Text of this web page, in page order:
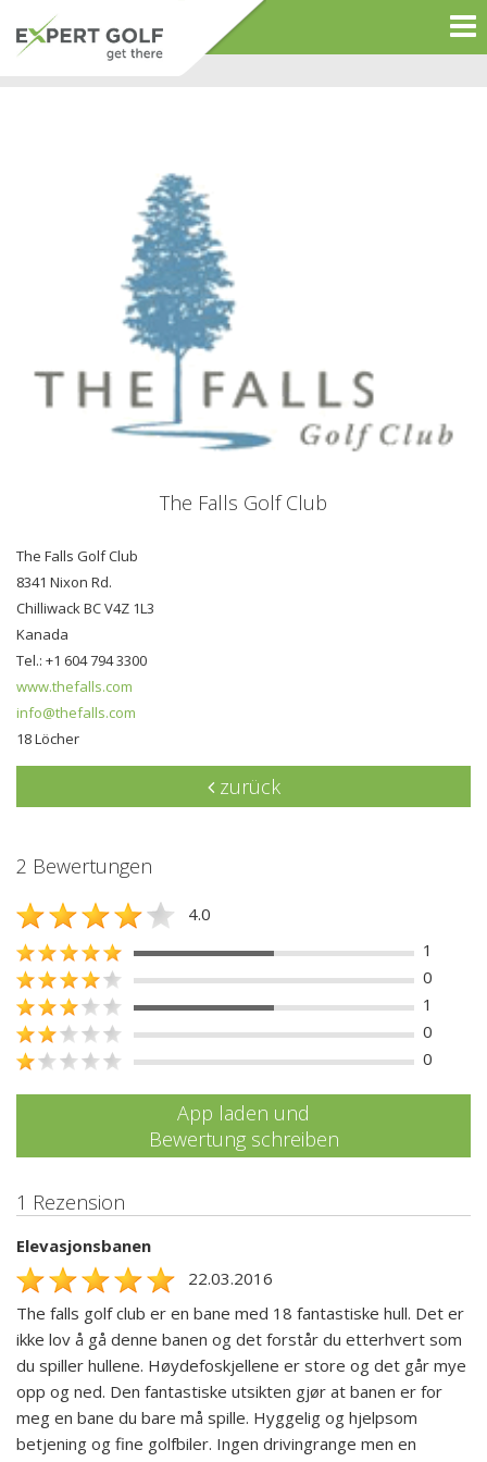
The Falls Golf Club
The Falls Golf Club
8341 Nixon Rd.
Chilliwack BC V4Z 1L3
Kanada
Tel.: +1 604 794 3300
www.thefalls.com
info@thefalls.com
18 Löcher
zurück
2 Bewertungen
4.0
1
0
1
0
0
App laden und
Bewertung schreiben
1 Rezension
Elevasjonsbanen
22.03.2016
The falls golf club er en bane med 18 fantastiske hull. Det er
ikke lov å gå denne banen og det forstår du etterhvert som
du spiller hullene. Høydefoskjellene er store og det går mye
opp og ned. Den fantastiske utsikten gjør at banen er for
meg en bane du bare må spille. Hyggelig og hjelpsom
betjening og fine golfbiler. Ingen drivingrange men en